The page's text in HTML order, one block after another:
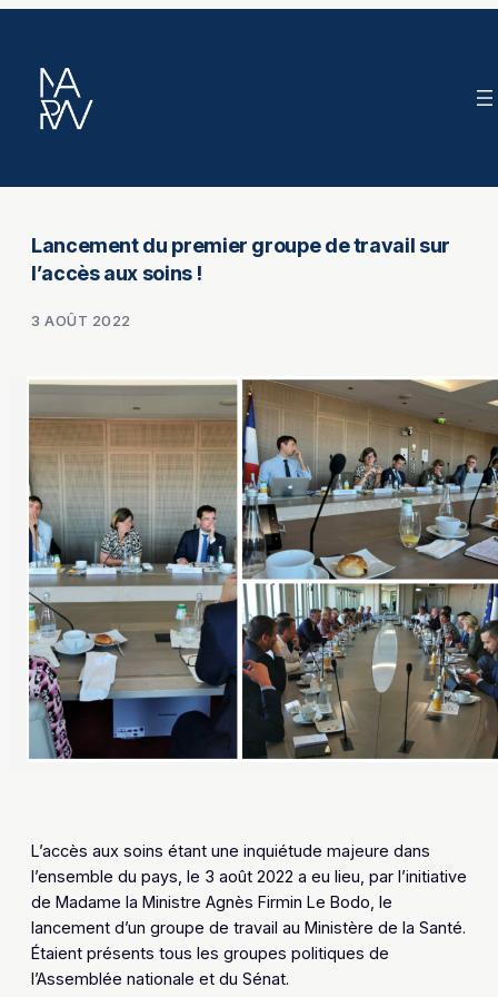
contenu
Lancement du premier groupe de travail sur
l’accès aux soins !
3 AOÛT 2022
L’accès aux soins étant une inquiétude majeure dans
l’ensemble du pays, le 3 août 2022 a eu lieu, par l’initiative
de Madame la Ministre Agnès Firmin Le Bodo, le
lancement d’un groupe de travail au Ministère de la Santé.
Étaient présents tous les groupes politiques de
l’Assemblée nationale et du Sénat.